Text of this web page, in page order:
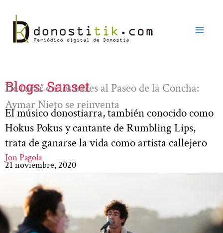
contenido
Blogs: Sanset
De tocar en los bares al Paseo de la Concha:
Aymar Nieto se reinventa
El músico donostiarra, también conocido como
Hokus Pokus y cantante de Rumbling Lips,
trata de ganarse la vida como artista callejero
Jon Pagola
21 noviembre, 2020